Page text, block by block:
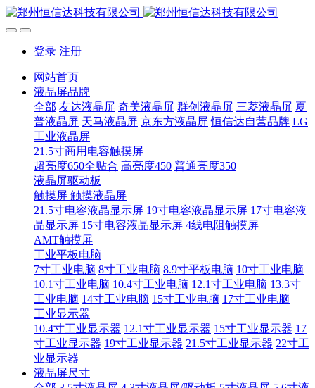
登录 注册
网站首页
液晶屏品牌
全部 友达液晶屏 奇美液晶屏 群创液晶屏 三菱液晶屏 夏
普液晶屏 天马液晶屏 京东方液晶屏 恒信达自营品牌 LG
工业液晶屏
21.5寸商用电容触摸屏
超亮度650全贴合 高亮度450 普通亮度350
液晶屏驱动板
触摸屏 触摸液晶屏
21.5寸电容液晶显示屏 19寸电容液晶显示屏 17寸电容液
晶显示屏 15寸电容液晶显示屏 4线电阻触摸屏
AMT触摸屏
工业平板电脑
7寸工业电脑 8寸工业电脑 8.9寸平板电脑 10寸工业电脑
10.1寸工业电脑 10.4寸工业电脑 12.1寸工业电脑 13.3寸
工业电脑 14寸工业电脑 15寸工业电脑 17寸工业电脑
工业显示器
10.4寸工业显示器 12.1寸工业显示器 15寸工业显示器 17
寸工业显示器 19寸工业显示器 21.5寸工业显示器 22寸工
业显示器
液晶屏尺寸